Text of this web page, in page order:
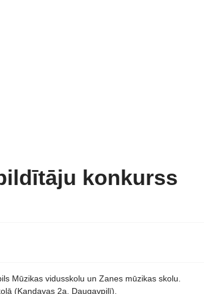
konkurss
Mūzikas vidusskolu un Zanes mūzikas skolu.
(Kandavas 2a, Daugavpilī).